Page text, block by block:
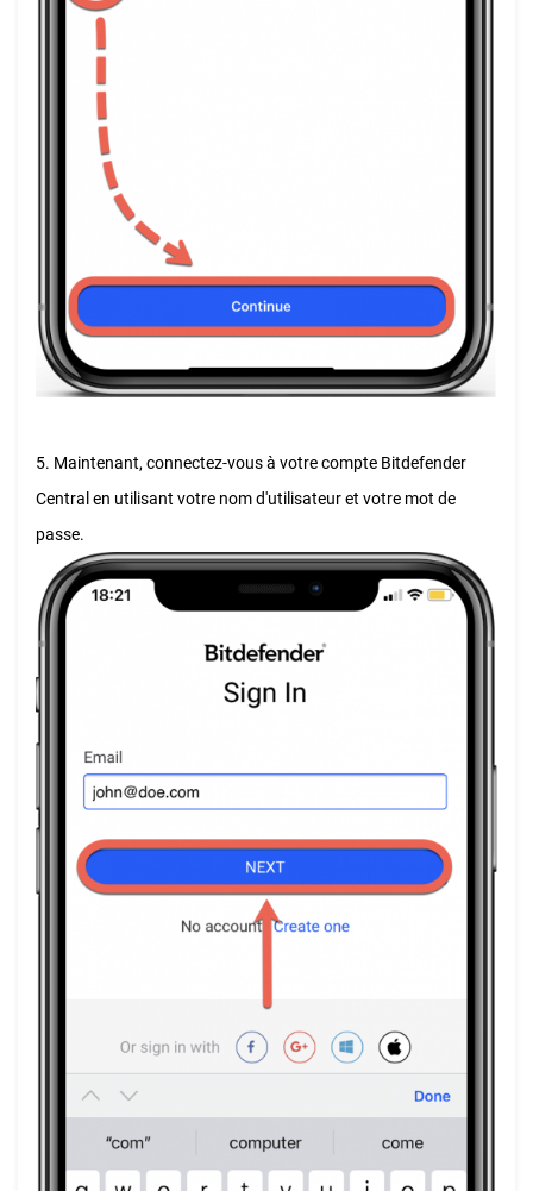
5. Maintenant, connectez-vous à votre compte Bitdefender
Central en utilisant votre nom d'utilisateur et votre mot de
passe.